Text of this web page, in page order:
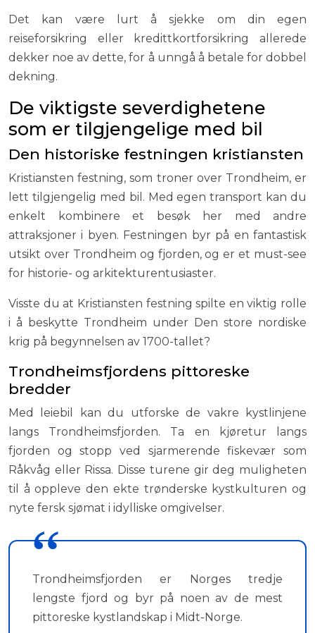
Det kan være lurt å sjekke om din egen
reiseforsikring eller kredittkortforsikring allerede
dekker noe av dette, for å unngå å betale for dobbel
dekning.
De viktigste severdighetene
som er tilgjengelige med bil
Den historiske festningen kristiansten
Kristiansten festning, som troner over Trondheim, er
lett tilgjengelig med bil. Med egen transport kan du
enkelt kombinere et besøk her med andre
attraksjoner i byen. Festningen byr på en fantastisk
utsikt over Trondheim og fjorden, og er et must-see
for historie- og arkitekturentusiaster.
Visste du at Kristiansten festning spilte en viktig rolle
i å beskytte Trondheim under Den store nordiske
krig på begynnelsen av 1700-tallet?
Trondheimsfjordens pittoreske
bredder
Med leiebil kan du utforske de vakre kystlinjene
langs Trondheimsfjorden. Ta en kjøretur langs
fjorden og stopp ved sjarmerende fiskevær som
Råkvåg eller Rissa. Disse turene gir deg muligheten
til å oppleve den ekte trønderske kystkulturen og
nyte fersk sjømat i idylliske omgivelser.
Trondheimsfjorden er Norges tredje
lengste fjord og byr på noen av de mest
pittoreske kystlandskap i Midt-Norge.